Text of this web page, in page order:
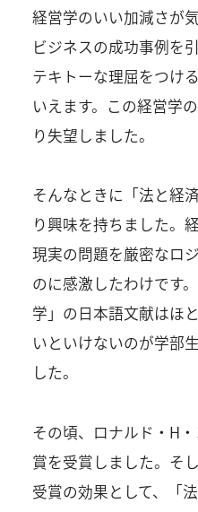
経営学のいい加減さが
ビジネスの成功事例を
テキトーな理屈をつけ
いえます。この経営学
り失望しました。
そんなときに「法と経
り興味を持ちました。
現実の問題を厳密なロ
のに感激したわけです
学」の日本語文献はほ
いといけないのが学部
した。
その頃、ロナルド・H
賞を受賞しました。そ
受賞の効果として、「